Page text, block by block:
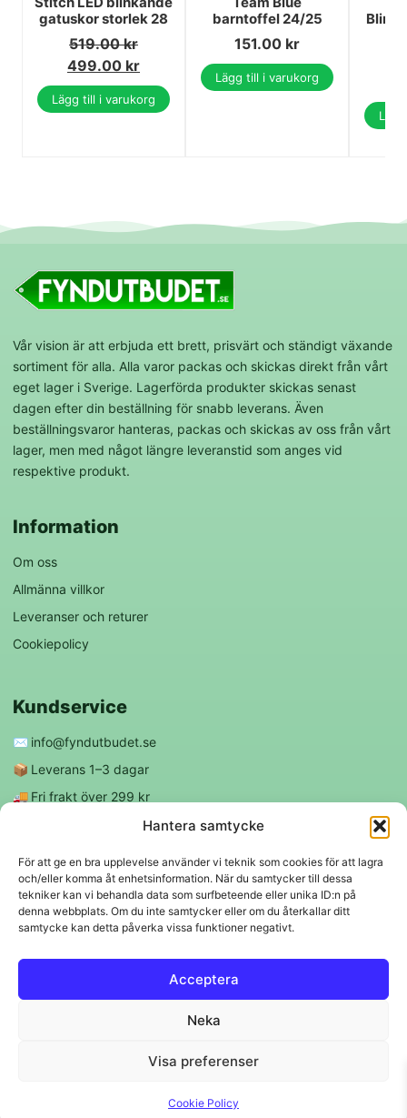
Hantera samtycke
För att ge en bra upplevelse använder vi teknik som cookies för att lagra
och/eller komma åt enhetsinformation. När du samtycker till dessa
tekniker kan vi behandla data som surfbeteende eller unika ID:n på
denna webbplats. Om du inte samtycker eller om du återkallar ditt
samtycke kan detta påverka vissa funktioner negativt.
Acceptera
Neka
Visa preferenser
Cookie Policy
gatuskor storlek 28
519.00kr
499.00 kr
Lägg till i varukorg
barntoffel 24/25
151.00 kr
Lägg till i varukorg
Vår vision är att erbjuda ett brett, prisvärt och ständigt växande
sortiment för alla. Alla varor packas och skickas direkt från vårt
eget lager i Sverige. Lagerförda produkter skickas senast
dagen efter din beställning för snabb leverans. Även
beställningsvaror hanteras, packas och skickas av oss från vårt
lager, men med något längre leveranstid som anges vid
respektive produkt.
Information
Om oss
Allmänna villkor
Leveranser och returer
Cookiepolicy
Kundservice
✉️ info@fyndutbudet.se
📦 Leverans 1–3 dagar
🚚 Fri frakt över 299 kr
Följ oss
f ◎
Trygga betalningar
Swish
Svenskt lager 🇸🇪 • Snabba leveranser • Trygga köp